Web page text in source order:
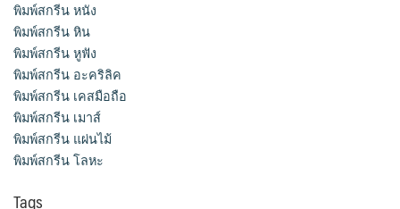
พิมพ์สกรีน หนัง
พิมพ์สกรีน หิน
พิมพ์สกรีน หูฟัง
พิมพ์สกรีน อะคริลิค
พิมพ์สกรีน เคสมือถือ
พิมพ์สกรีน เมาส์
พิมพ์สกรีน แผ่นไม้
พิมพ์สกรีน โลหะ
Tags